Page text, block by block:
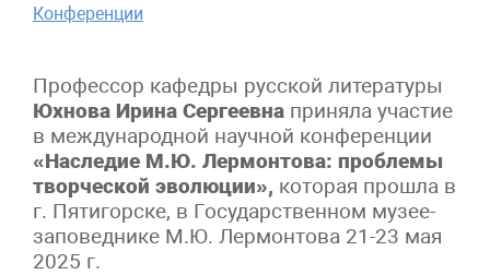
Конференции
Профессор кафедры русской литературы
Юхнова Ирина Сергеевна приняла участие
в международной научной конференции
«Наследие М.Ю. Лермонтова: проблемы
творческой эволюции», которая прошла в
г. Пятигорске, в Государственном музее-
заповеднике М.Ю. Лермонтова 21-23 мая
2025 г.